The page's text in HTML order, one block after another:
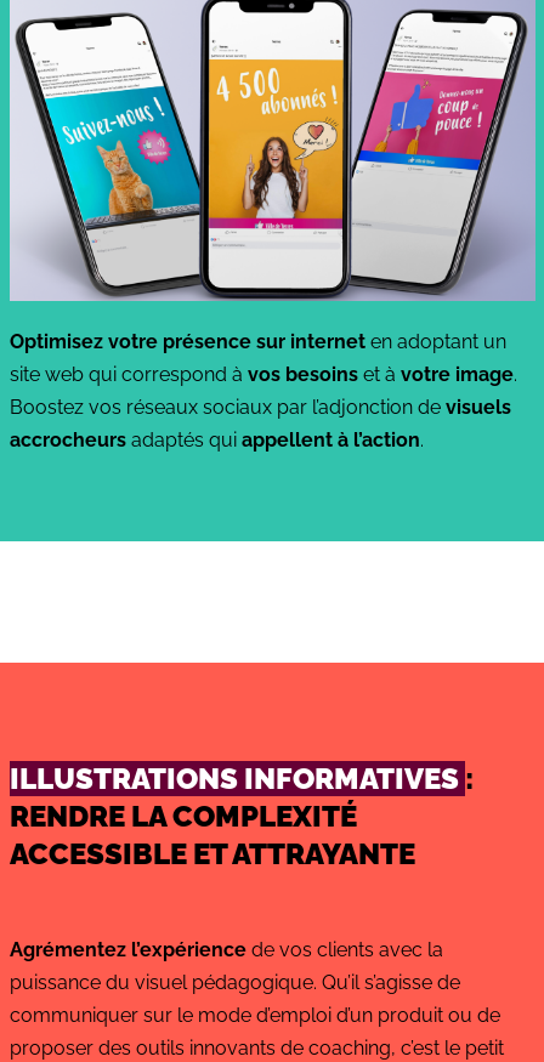
Optimisez votre présence sur interneten adoptant un
site web qui correspond à vos besoinset à votre image.
Boostez vos réseaux sociaux par l’adjonction de visuels
accrocheurs adaptés qui appellent à l’action.
ILLUSTRATIONS INFORMATIVES :
RENDRE LACOMPLEXITÉ
ACCESSIBLE ET ATTRAYANTE
Agrémentez l’expériencede vos clients avec la
puissance du visuel pédagogique. Qu’il s’agisse de
communiquer sur le mode d’emploi d’un produit ou de
proposer des outils innovants de coaching, c’est le petit